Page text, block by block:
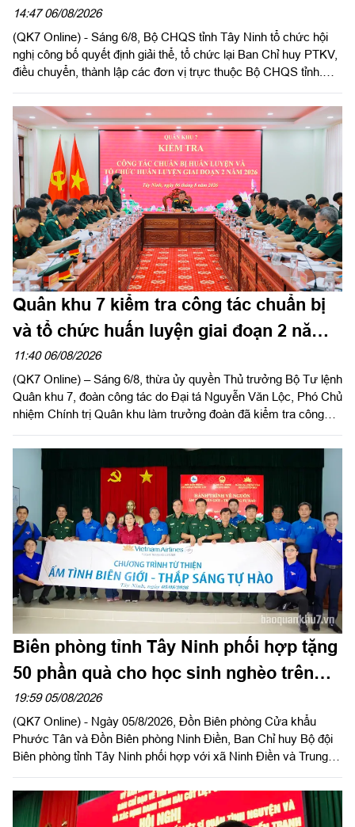
phòng thủ khu vực
14:47 06/08/2026
(QK7 Online) - Sáng 6/8, Bộ CHQS tỉnh Tây Ninh tổ chức hội
nghị công bố quyết định giải thể, tổ chức lại Ban Chỉ huy PTKV,
điều chuyển, thành lập các đơn vị trực thuộc Bộ CHQS tỉnh.
Ngọc Hải, Phó Tham mưu trưởng Quân khu dự và phát biểu
chỉ đạo.
Quân khu 7 kiểm tra công tác chuẩn bị
và tổ chức huấn luyện giai đoạn 2 năm
2026 tại tỉnh Tây Ninh
11:40 06/08/2026
(QK7 Online) – Sáng 6/8, thừa ủy quyền Thủ trưởng Bộ Tư lệnh
Quân khu 7, đoàn công tác do Đại tá Nguyễn Văn Lộc, Phó Chủ
nhiệm Chính trị Quân khu làm trưởng đoàn đã kiểm tra công
Trung đoàn 738 và Ban CHQS phường Tân An, Bộ CHQS tỉnh
Tây Ninh.
Biên phòng tỉnh Tây Ninh phối hợp tặng
50 phần quà cho học sinh nghèo trên
biên giới
19:59 05/08/2026
(QK7 Online) - Ngày 05/8/2026, Đồn Biên phòng Cửa khẩu
Phước Tân và Đồn Biên phòng Ninh Điền, Ban Chỉ huy Bộ đội
Biên phòng tỉnh Tây Ninh phối hợp với xã Ninh Điền và Trung
“Hành trình về nguồn, ấm tình biên giới, thắp sáng tự hào”.